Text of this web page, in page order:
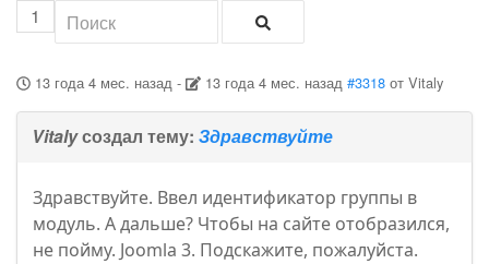
1
13 года 4 мес. назад- 13 года 4 мес. назад #3318 отVitaly
Vitalyсоздал тему: Здравствуйте
Здравствуйте. Ввел идентификатор группы в
модуль. А дальше? Чтобы на сайте отобразился,
не пойму. Joomla 3. Подскажите, пожалуйста.